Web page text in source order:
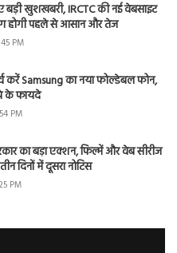
बड़ी खुशखबरी, IRCTC की नई वेबसाइट
होगी पहले से आसान और तेज
PM
करें Samsung का नया फोल्डेबल फोन,
के फायदे
PM
का बड़ा एक्शन, फिल्में और वेब सीरीज
दिनों में दूसरा नोटिस
PM